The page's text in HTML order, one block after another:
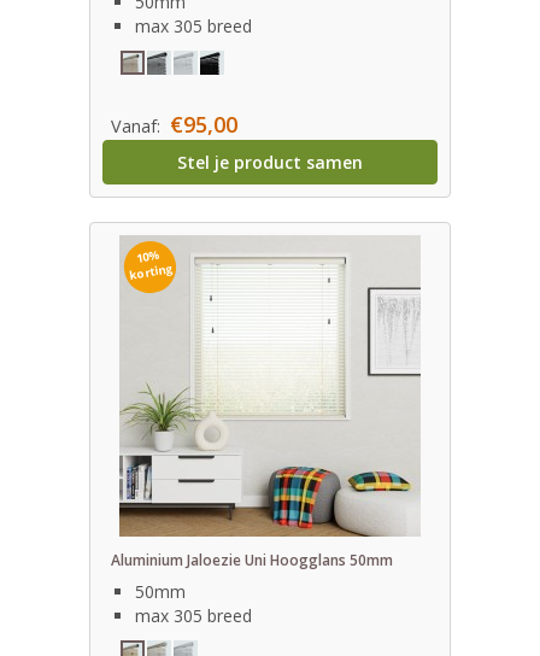
max 305 breed
Vanaf: €95,00
Stel je product samen
10%
korting
Aluminium Jaloezie Uni Hoogglans 50mm
50mm
max 305 breed